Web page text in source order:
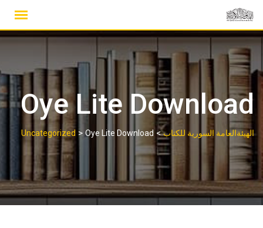
content
Oye Lite Download
الهيئةالعامة السورية للكتاب>
Uncategorized > Oye Lite Download